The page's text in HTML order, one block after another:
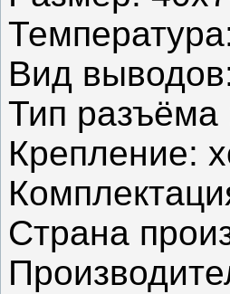
Вид
Тип
Крепление:
Страна